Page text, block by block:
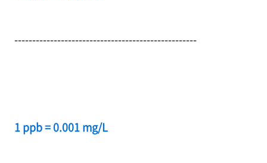
---------------------------------------------------
1 ppb = 0.001 mg/L